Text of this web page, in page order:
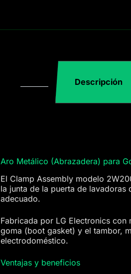
Descripción
Aro Metálico (Abrazadera) para
El Clamp Assembly modelo
la junta de la puerta de
adecuado.
Fabricada por LG Electronics con
goma (boot gasket) y el tambor,
electrodoméstico.
Ventajas y beneficios